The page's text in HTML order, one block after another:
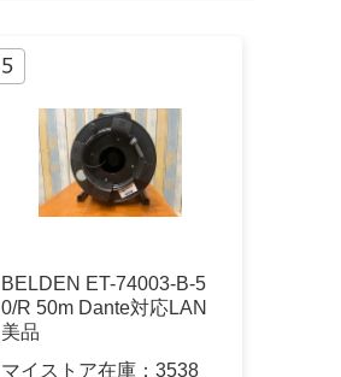
BELDEN ET-74003-B-5
0/R 50m Dante対応LAN
美品
マイストア在庫： 3538